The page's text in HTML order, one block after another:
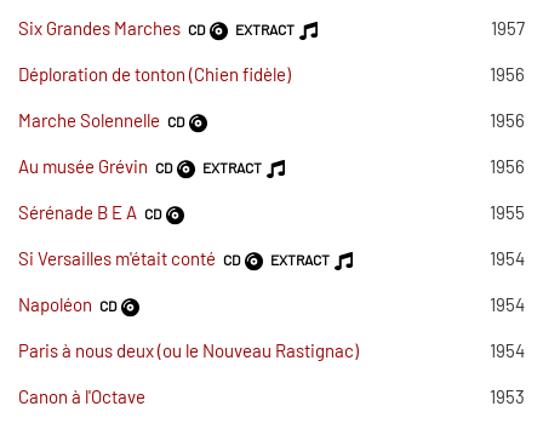
Six Grandes Marches CD EXTRACT 1957
Déploration de tonton (Chien fidèle) 1956
Marche Solennelle CD 1956
Au musée Grévin CD EXTRACT 1956
Sérénade B E A CD 1955
Si Versailles m'était conté CD EXTRACT 1954
Napoléon CD 1954
Paris à nous deux (ou le Nouveau Rastignac) 1954
Canon à l'Octave 1953